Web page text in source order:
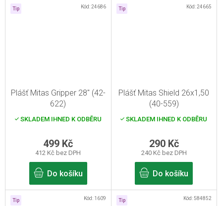
Tip
Plášť Mitas Gripper 28" (42-
622)
SKLADEM IHNED K ODBĚRU
412 Kč bez DPH
499 Kč
Do košíku
Kód:24686 Tip
Plášť Mitas Shield 26x1,50
(40-559)
SKLADEM IHNED K ODBĚRU
240 Kč bez DPH
290 Kč
Do košíku
Kód:24665
Tip Kód: 1609 Tip Kód:584852